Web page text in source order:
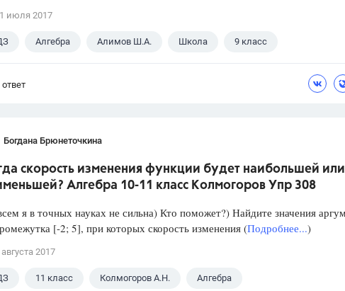
июля 2017
Алгебра Алимов Ш.А. Школа 9 класс
ответ
Богдана Брюнеточкина
скорость изменения функции будет наибольшей или
Алгебра 10-11 класс Колмогоров Упр 308
я в точных науках не сильна) Кто поможет?) Найдите значения
[-2; 5], при которых скорость изменения (Подробнее...)
августа 2017
11 класс Колмогоров А.Н. Алгебра